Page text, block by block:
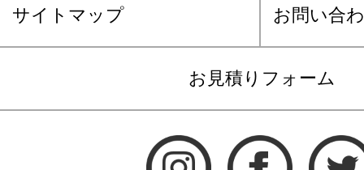
サイトマップ お問い合
お見積りフォーム